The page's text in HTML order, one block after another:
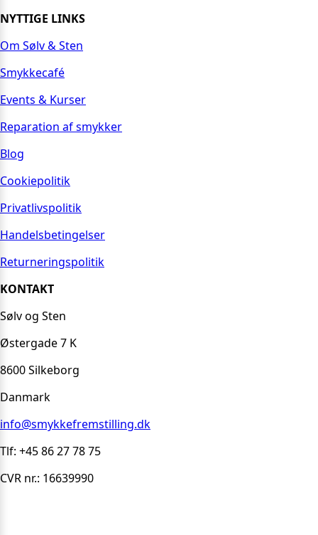
NYTTIGE LINKS
Om Sølv & Sten
Smykkecafé
Events & Kurser
Reparation af smykker
Blog
Cookiepolitik
Privatlivspolitik
Handelsbetingelser
Returneringspolitik
KONTAKT
Sølv og Sten
Østergade 7 K
8600 Silkeborg
Danmark
info@smykkefremstilling.dk
Tlf: +45 86 27 78 75
CVR nr.: 16639990